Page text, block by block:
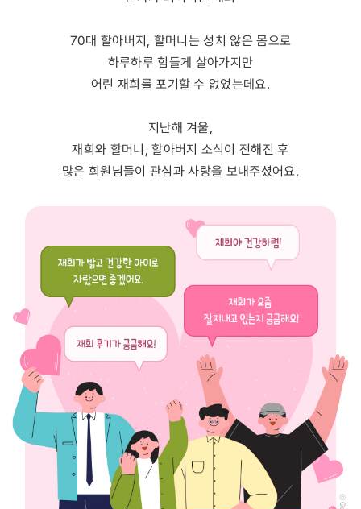
70대 할아버지, 할머니는 성치 않은 몸으로
하루하루 힘들게 살아가지만
어린 재희를 포기할 수 없었는데요.
지난해 겨울,
재희와 할머니, 할아버지 소식이 전해진 후
많은 회원님들이 관심과 사랑을 보내주셨어요.